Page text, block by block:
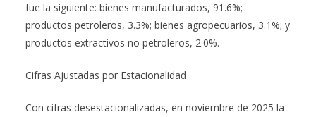
fue la siguiente: bienes manufacturados, 91.6%;
productos petroleros, 3.3%; bienes agropecuarios, 3.1%; y
productos extractivos no petroleros, 2.0%.
Cifras Ajustadas por Estacionalidad
Con cifras desestacionalizadas, en noviembre de 2025 la